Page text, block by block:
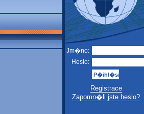
Jm�no:
Heslo:
Registrace
Zapomn�li jste heslo?